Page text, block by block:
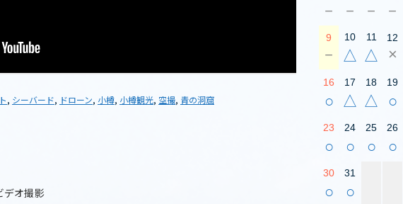
, シーバード, ドローン, 小樽, 小樽観光, 空撮, 青の洞窟
デオ撮影
－ － － －
9
－
10
△
11
△
12
×
16
○
17
△
18
△
19
○
23
○
24
○
25
○
26
○
30
○
31
○